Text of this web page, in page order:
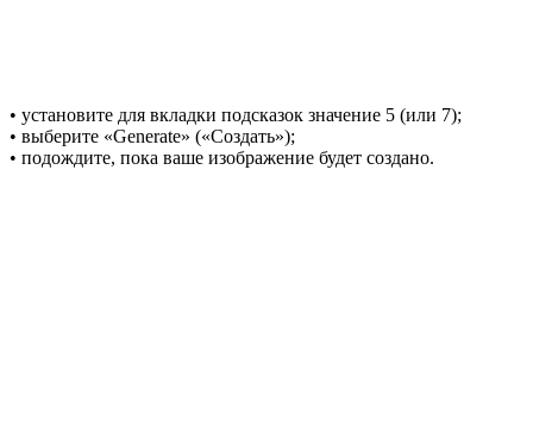
• установите для вкладки подсказок значение 5 (или 7);
• выберите «Generate» («Создать»);
• подождите, пока ваше изображение будет создано.